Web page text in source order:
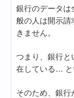
銀行のデータは
般の人は開示請
きません。
つまり、銀行と
在している… と
そのため、銀行